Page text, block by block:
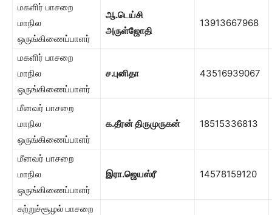
மகளிர் பாசறை
மாநில
ஒருங்கிணைப்பாளர்
ஆ.டெய்சி
அருள்ஜோதி
13913667968
மகளிர் பாசறை
மாநில
ஒருங்கிணைப்பாளர்
ச.புனிதா 43516939067
மீனவர் பாசறை
மாநில
ஒருங்கிணைப்பாளர்
க.தீரன் திருமுருகன் 18515336813
மீனவர் பாசறை
மாநில
ஒருங்கிணைப்பாளர்
இரா.ஜெயஸ்ரீ 14578159120
சுற்றுச்சூழல் பாசறை